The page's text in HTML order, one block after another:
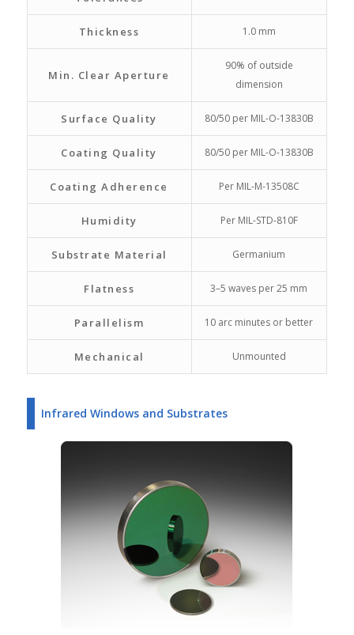
Thickness 1.0 mm
Min. Clear Aperture
90% of outside
dimension
Surface Quality 80/50 per MIL-O-13830B
Coating Quality 80/50 per MIL-O-13830B
Coating Adherence Per MIL-M-13508C
Humidity Per MIL-STD-810F
Substrate Material Germanium
Flatness 3–5 waves per 25 mm
Parallelism 10 arc minutes or better
Mechanical Unmounted
Infrared Windows and Substrates